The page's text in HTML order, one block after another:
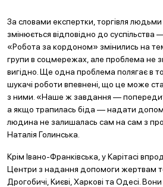
За словами експертки, торгівля людьми
змінюється відповідно до
«Робота за кордоном» змінились на
групи в соцмережах, але проблема не
вигідно. Ще одна проблема полягає в
шукачі роботи впевнені, що це може
з ними. «Наше ж завдання —
а якщо трапилась біда — надати
людина не залишалась сам на сам з
Наталія Голинська.
Крім Івано-Франківська, у Карітасі
Центри з надання допомоги жертвам
Дрогобичі, Києві, Харкові та Одесі.